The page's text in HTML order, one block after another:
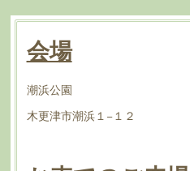
会場
潮浜公園
木更津市潮浜１−１２